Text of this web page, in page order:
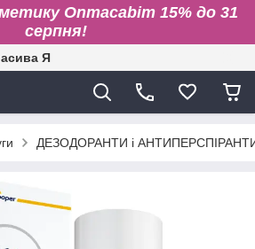
Onmacabim 15% до 31
серпня!
Я
ДЕЗОДОРАНТИ і